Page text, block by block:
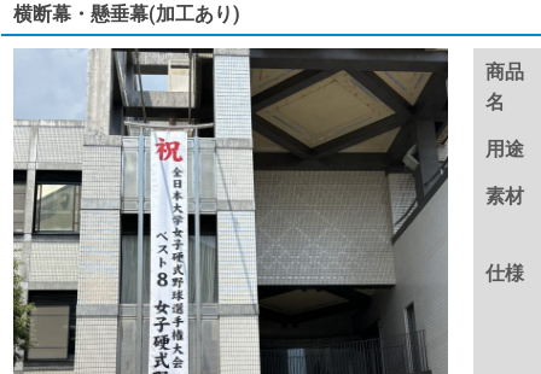
横断幕・懸垂幕(加工あり)
商品
名
用途
素材
仕様